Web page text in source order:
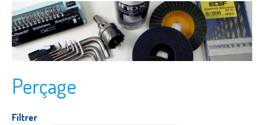
Perçage
Filtrer